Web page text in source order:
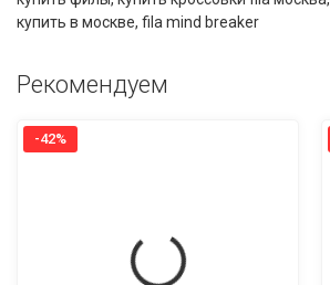
купить в москве, fila mind breaker
Рекомендуем
-42%